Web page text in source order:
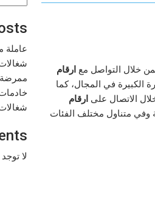
خلال التواصل مع ارقام
الكبيرة في المجال، كما
الاتصال على ارقام
وفي متناول مختلف الفئات
عاملة
شغالات
ممرضة
خادمات
شغالات
لا